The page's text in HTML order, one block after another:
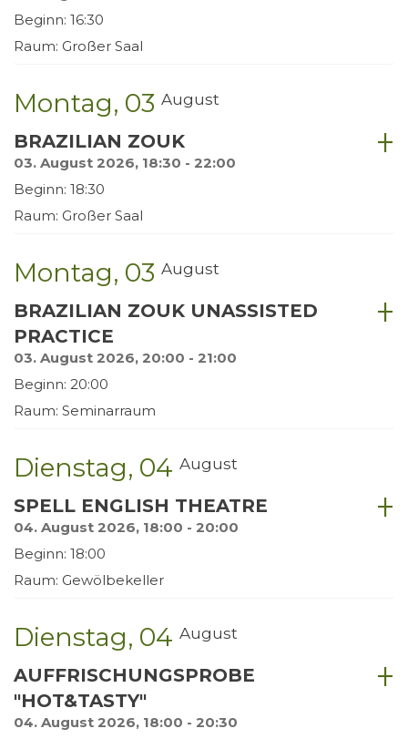
Beginn: 16:30
Raum: Großer Saal
Montag 03 August
BRAZILIAN ZOUK
03. August 2026, 18:30 - 22:00
Beginn: 18:30
Raum: Großer Saal
Montag 03 August
BRAZILIAN ZOUK UNASSISTED
PRACTICE
03. August 2026, 20:00 - 21:00
Beginn: 20:00
Raum: Seminarraum
Dienstag 04 August
SPELL ENGLISH THEATRE
04. August 2026, 18:00 - 20:00
Beginn: 18:00
Raum: Gewölbekeller
Dienstag 04 August
AUFFRISCHUNGSPROBE
"HOT&TASTY"
04. August 2026, 18:00 - 20:30